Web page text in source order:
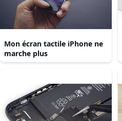
Mon écran tactile iPhone ne
marche plus